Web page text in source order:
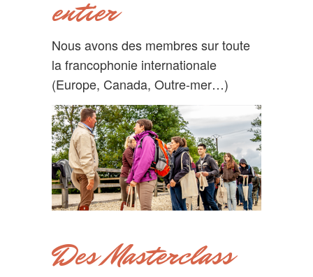
entier
Nous avons des membres sur toute
la francophonie internationale
(Europe, Canada, Outre-mer…)
Des Masterclass